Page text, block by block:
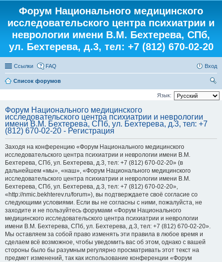
Форум Национального медицинского
исследовательского центра психиатрии и
неврологии имени В.М. Бехтерева, СПб,
ул. Бехтерева, д.3, тел: +7 (812) 670-02-20
Ссылки FAQ Вход
Список форумов
ои
Язык:
Форум Национального медицинского
исследовательского центра психиатрии и неврологии
имени В.М. Бехтерева, СПб, ул. Бехтерева, д.3, тел: +7
(812) 670-02-20 - Регистрация
Заходя на конференцию «Форум Национального медицинского
исследовательского центра психиатрии и неврологии имени В.М.
Бехтерева, СПб, ул. Бехтерева, д.3, тел: +7 (812) 670-02-20» (в
дальнейшем «мы», «наш», «Форум Национального медицинского
исследовательского центра психиатрии и неврологии имени В.М.
Бехтерева, СПб, ул. Бехтерева, д.3, тел: +7 (812) 670-02-20»,
«http://nmic.bekhterev.ru/forum»), вы подтверждаете своё согласие со
следующими условиями. Если вы не согласны с ними, пожалуйста, не
заходите и не пользуйтесь форумами «Форум Национального
медицинского исследовательского центра психиатрии и неврологии
имени В.М. Бехтерева, СПб, ул. Бехтерева, д.3, тел: +7 (812) 670-02-20».
Мы оставляем за собой право изменять эти правила в любое время и
сделаем всё возможное, чтобы уведомить вас об этом, однако с вашей
стороны было бы разумным регулярно просматривать этот текст на
предмет изменений, так как использование конференции «Форум